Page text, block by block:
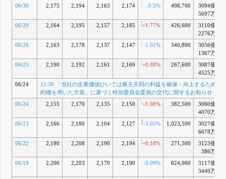
06/30 2,175 2,194 2,163 2,174 -0.5% 498,700
3094億
5697万
06/29 2,164 2,195 2,157 2,185 +1.77% 426,600
3110億
2276万
06/26 2,163 2,178 2,137 2,147 -1.01% 340,800
3056億
1367万
06/25 2,190 2,192 2,161 2,169 +0.88% 267,600
3087億
4525万
06/24
15:30 「当社の企業価値ひいては株主共同の利益を確保・向上するための
約権を用いた方策」に基づく特別委員会委員の交代に関するお知らせ
06/24
2,155 2,170 2,135 2,150 +1.08% 382,500
3060億
4070万
06/23 2,166 2,180 2,104 2,127 -3.05% 1,023,500
3027億
6678万
06/22 2,190 2,208 2,190 2,194 +0.18% 271,500
3123億
386万
06/19 2,200 2,203 2,179 2,190 -0.09% 824,000
3117億
3449万